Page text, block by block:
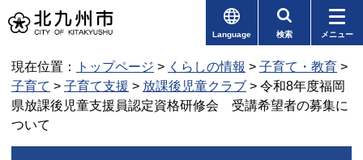
Language 検索 メニュー
現在位置： トップページ > くらしの情報 > 子育て・教育 >
子育て > 子育て支援 > 放課後児童クラブ > 令和8年度福岡
県放課後児童支援員認定資格研修会 受講希望者の募集に
ついて